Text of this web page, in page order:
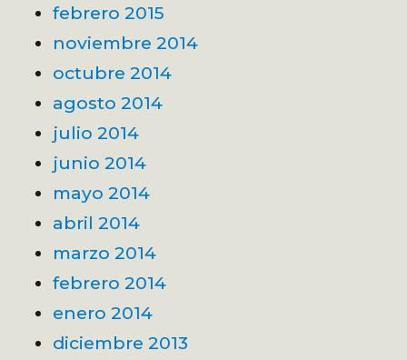
febrero 2015
noviembre 2014
octubre 2014
agosto 2014
julio 2014
junio 2014
mayo 2014
abril 2014
marzo 2014
febrero 2014
enero 2014
diciembre 2013